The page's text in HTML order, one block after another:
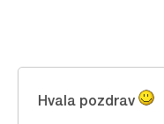
Hvala pozdrav